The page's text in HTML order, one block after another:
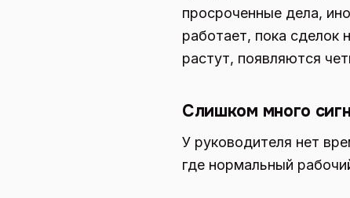
просроченные дела,
работает, пока сделок
растут, появляются
Слишком много
У руководителя нет
где нормальный